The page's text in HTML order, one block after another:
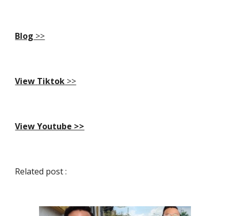
Blog >>
View Tiktok >>
View Youtube >>
Related post :